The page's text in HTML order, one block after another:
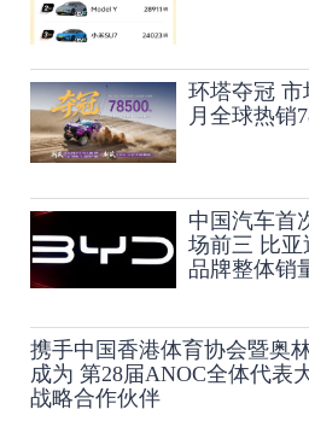
环塔夺冠 市
月全球热销
中国汽车首
场前三 比亚
品牌整体销
携手中国香港体育协会暨奥
成为 第28届ANOC全体代表
战略合作伙伴